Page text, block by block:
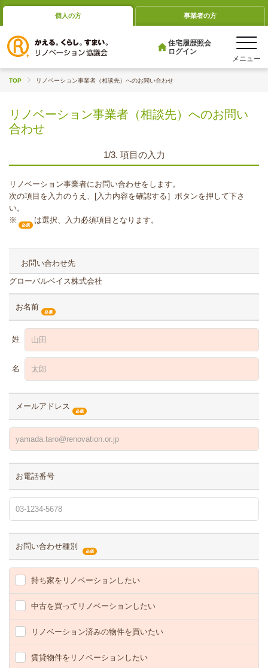
個人の方 事業者の方
住宅履歴照会
ログイン
TOP リノベーション事業者（相談先）へのお問い合わせ
リノベーション事業者（相談先）へのお問い
合わせ
1/3. 項目の入力
リノベーション事業者にお問い合わせをします。
次の項目を入力のうえ、[入力内容を確認する］ボタンを押して下さ
い。
※
は選択、入力必須項目となります。
お問い合わせ先
グローバルベイス株式会社
お名前
姓
名
メールアドレス
お電話番号
お問い合わせ種別
持ち家をリノベーションしたい
中古を買ってリノベーションしたい
リノベーション済みの物件を買いたい
賃貸物件をリノベーションしたい